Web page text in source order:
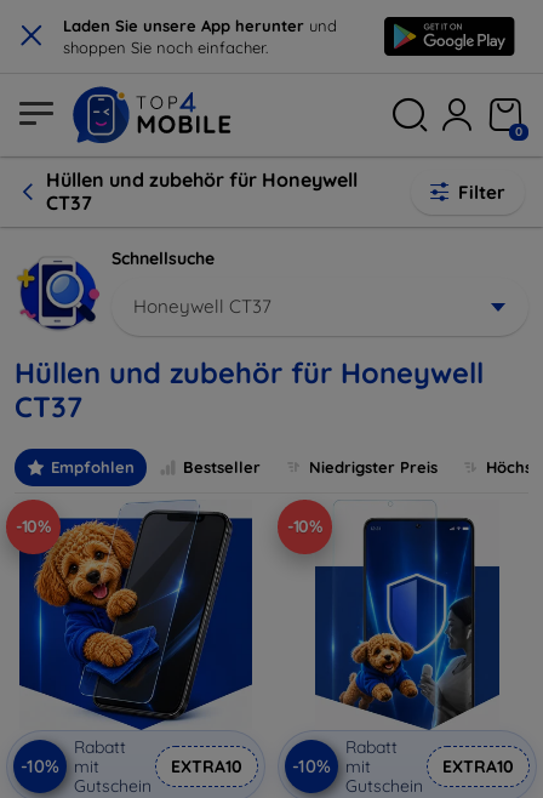
× Laden Sie unsere App herunter und
shoppen Sie noch einfacher.
0
Hüllen und zubehör für Honeywell
CT37
Filter
Schnellsuche
Honeywell CT37
Hüllen und zubehör für Honeywell
CT37
Empfohlen Bestseller Niedrigster Preis
-10%
-10%
Rabatt
mit
Gutschein
EXTRA10
-10%
-10%
Rabatt
mit
Gutschein
EXTRA10